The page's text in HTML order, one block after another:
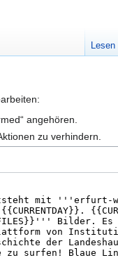
angehören.
zu verhindern.
Lesen